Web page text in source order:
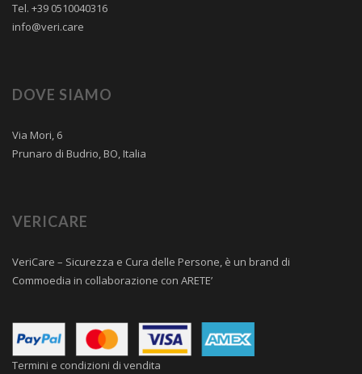
Tel. +39 0510040316
info@veri.care
DOVE SIAMO
Via Mori, 6
Prunaro di Budrio, BO, Italia
VERICARE
VeriCare – Sicurezza e Cura delle Persone, è un brand di
Commoedia in collaborazione con ARETE’
Termini e condizioni di vendita